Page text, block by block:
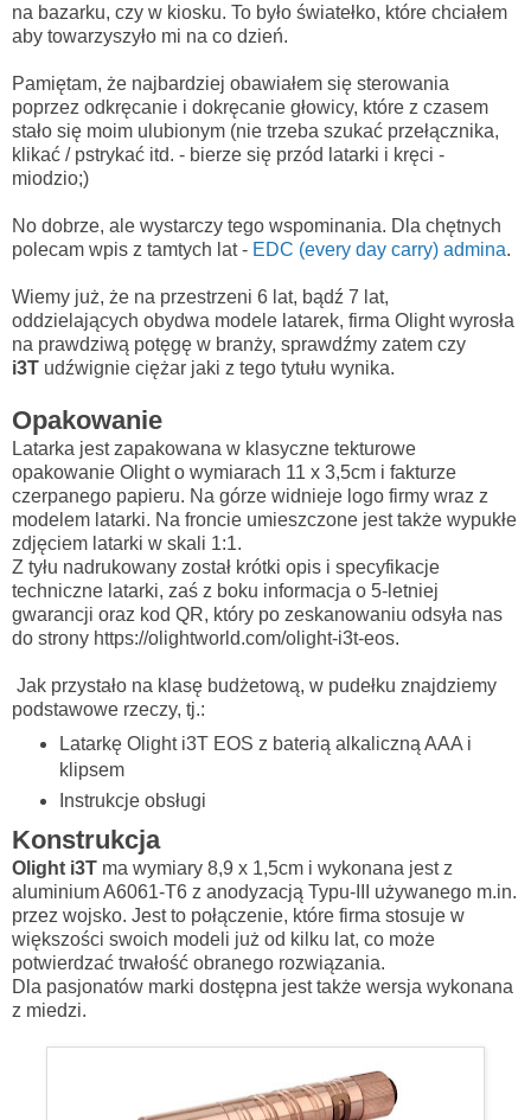
na bazarku, czy w kiosku. To było światełko, które chciałem
aby towarzyszyło mi na co dzień.
Pamiętam, że najbardziej obawiałem się sterowania
poprzez odkręcanie i dokręcanie głowicy, które z czasem
stało się moim ulubionym (nie trzeba szukać przełącznika,
klikać / pstrykać itd. - bierze się przód latarki i kręci -
miodzio;)
No dobrze, ale wystarczy tego wspominania. Dla chętnych
polecam wpis z tamtych lat - EDC (every day carry) admina.
Wiemy już, że na przestrzeni 6 lat, bądź 7 lat,
oddzielających obydwa modele latarek, firma Olight wyrosła
na prawdziwą potęgę w branży, sprawdźmy zatem czy
i3T udźwignie ciężar jaki z tego tytułu wynika.
Opakowanie
Latarka jest zapakowana w klasyczne tekturowe
opakowanie Olight o wymiarach 11 x 3,5cm i fakturze
czerpanego papieru. Na górze widnieje logo firmy wraz z
modelem latarki. Na froncie umieszczone jest także wypukłe
zdjęciem latarki w skali 1:1.
Z tyłu nadrukowany został krótki opis i specyfikacje
techniczne latarki, zaś z boku informacja o 5-letniej
gwarancji oraz kod QR, który po zeskanowaniu odsyła nas
do strony https://olightworld.com/olight-i3t-eos.
Jak przystało na klasę budżetową, w pudełku znajdziemy
podstawowe rzeczy, tj.:
Latarkę Olight i3T EOS z baterią alkaliczną AAA i
klipsem
Instrukcje obsługi
Konstrukcja
Olight i3T ma wymiary 8,9 x 1,5cm i wykonana jest z
aluminium A6061-T6 z anodyzacją Typu-III używanego m.in.
przez wojsko. Jest to połączenie, które firma stosuje w
większości swoich modeli już od kilku lat, co może
potwierdzać trwałość obranego rozwiązania.
Dla pasjonatów marki dostępna jest także wersja wykonana
z miedzi.